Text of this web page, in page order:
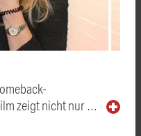
zeigt nicht nur …